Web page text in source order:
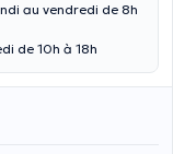
au vendredi de 8h
de 10h à 18h